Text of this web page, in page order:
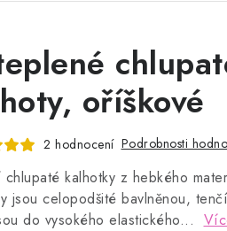
oříškové
2 hodnocení Podrobnosti
chlupaté kalhotky z hebkého
jsou celopodšité bavlněnou,
do vysokého elastického...